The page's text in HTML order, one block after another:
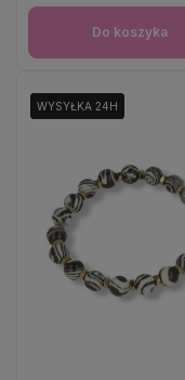
Do koszyka
WYSYŁKA 24H
WYSYŁKA 24H